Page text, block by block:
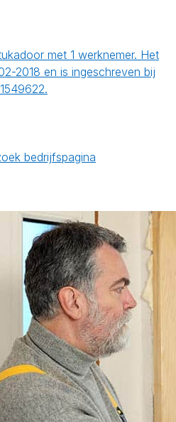
met 1 werknemer. Het
2018 en is ingeschreven bij
bedrijfspagina